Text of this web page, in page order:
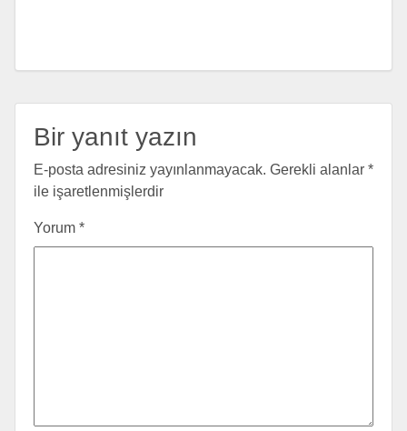
Bir yanıt yazın
E-posta adresiniz yayınlanmayacak. Gerekli alanlar *
ile işaretlenmişlerdir
Yorum *